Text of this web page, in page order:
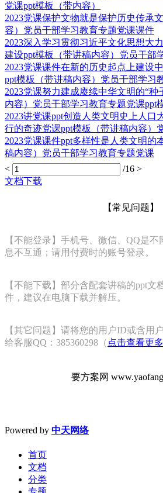
党课ppt模板（带内容）
2023党课保护文物就是保护历史传承
容）党员干部学习教育专题党课课件
2023深入学习贯彻习近平文化思想大
建设ppt模板（带讲稿内容）党员干部
2023党课课件在新的历史起点上建设
ppt模板（带讲稿内容）党员干部学习
2023党课努力建成赓续中华文明的“种
内容）党员干部学习教育专题党课ppt
2023讲党课ppt创造人类文明史上人口
行的奇迹党课ppt模板（带讲稿内容）
2023党课课件ppt多样性是人类文明的
稿内容）党员干部学习教育专题党课
<
/16 >
文档下载
【常见问题】
【不能登录】手机号、微信、QQ是
息不互通；请用付费时的账号登录。
【不能下载】部分含配套讲稿的ppt文
件，建议在电脑下载并解压。
【其它问题】请将您的用户ID或含用
给客服QQ：385360298（ 点击查看更
要方案网
Powered by 中天网络
首页
文档
分类